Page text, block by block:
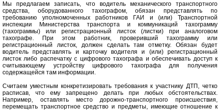
Мы предлагаем записать, что водитель механического транспортного
средства, оборудованного тахографом, обязан представлять по
требованию уполномоченных работников ГАИ и (или) Транспортной
инспекции Министерства транспорта и коммуникаций тахограмму
(тахограммы) или регистрационный листок (листки) при аналоговом
тахографе. При этом работник, проверивший тахограмму или
регистрационный листок, должен сделать там отметку. Обязан будет
водитель представлять и карточку водителя и (или) регистрационный
листок либо распечатку с цифрового тахографа и обеспечивать доступ к
считывающему устройству цифрового тахографа для получения
содержащейся там информации.
Считаем уместным конкретизировать требования к участнику ДТП, четко
расписав, что ему запрещено делать при любых обстоятельствах.
Например, оставлять место дорожно-транспортного происшествия,
перемещать транспортное средство и предметы, имеющие отношение к